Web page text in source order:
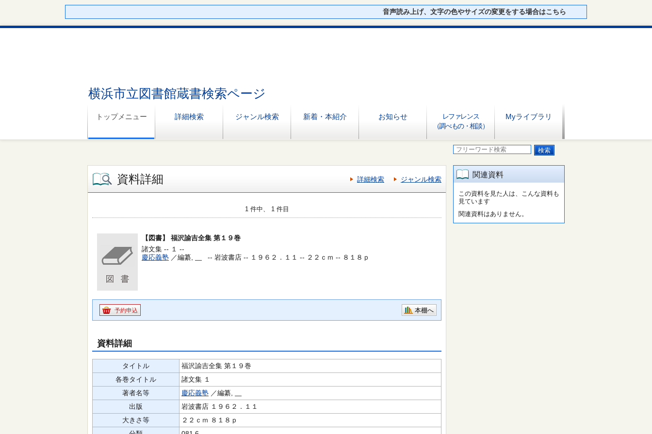
音声読み上げ、文字の色やサイズの変更をする場合はこちら
横浜市立図書館蔵書検索ページ
トップメニュー 詳細検索 ジャンル検索 新着・本紹介 お知らせ
レファレンス
（調べもの・相談）
Myライブラリ
資料詳細 詳細検索 ジャンル検索
1 件中、 1 件目
【図書】
福沢諭吉全集 第１９巻
諸文集 -- １ --
慶応義塾 ／編纂, -- 岩波書店 -- １９６２．１１ -- ２２ｃｍ -- ８１８ｐ
予約申込 本棚へ
資料詳細
タイトル
福沢諭吉全集 第１９巻
各巻タイトル
諸文集 １
著者名等
慶応義塾 ／編纂,
出版
岩波書店 １９６２．１１
大きさ等
２２ｃｍ ８１８ｐ
関連資料
この資料を見た人は、こんな資料も
見ています
関連資料はありません。